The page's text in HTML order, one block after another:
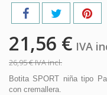
21,56 € IVA
26,95 €IVA incl.
Botita SPORT niña tipo
con cremallera.